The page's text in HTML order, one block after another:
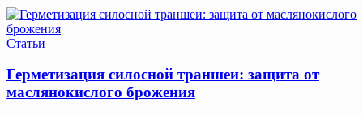
Статьи
Герметизация силосной траншеи: защита от
маслянокислого брожения